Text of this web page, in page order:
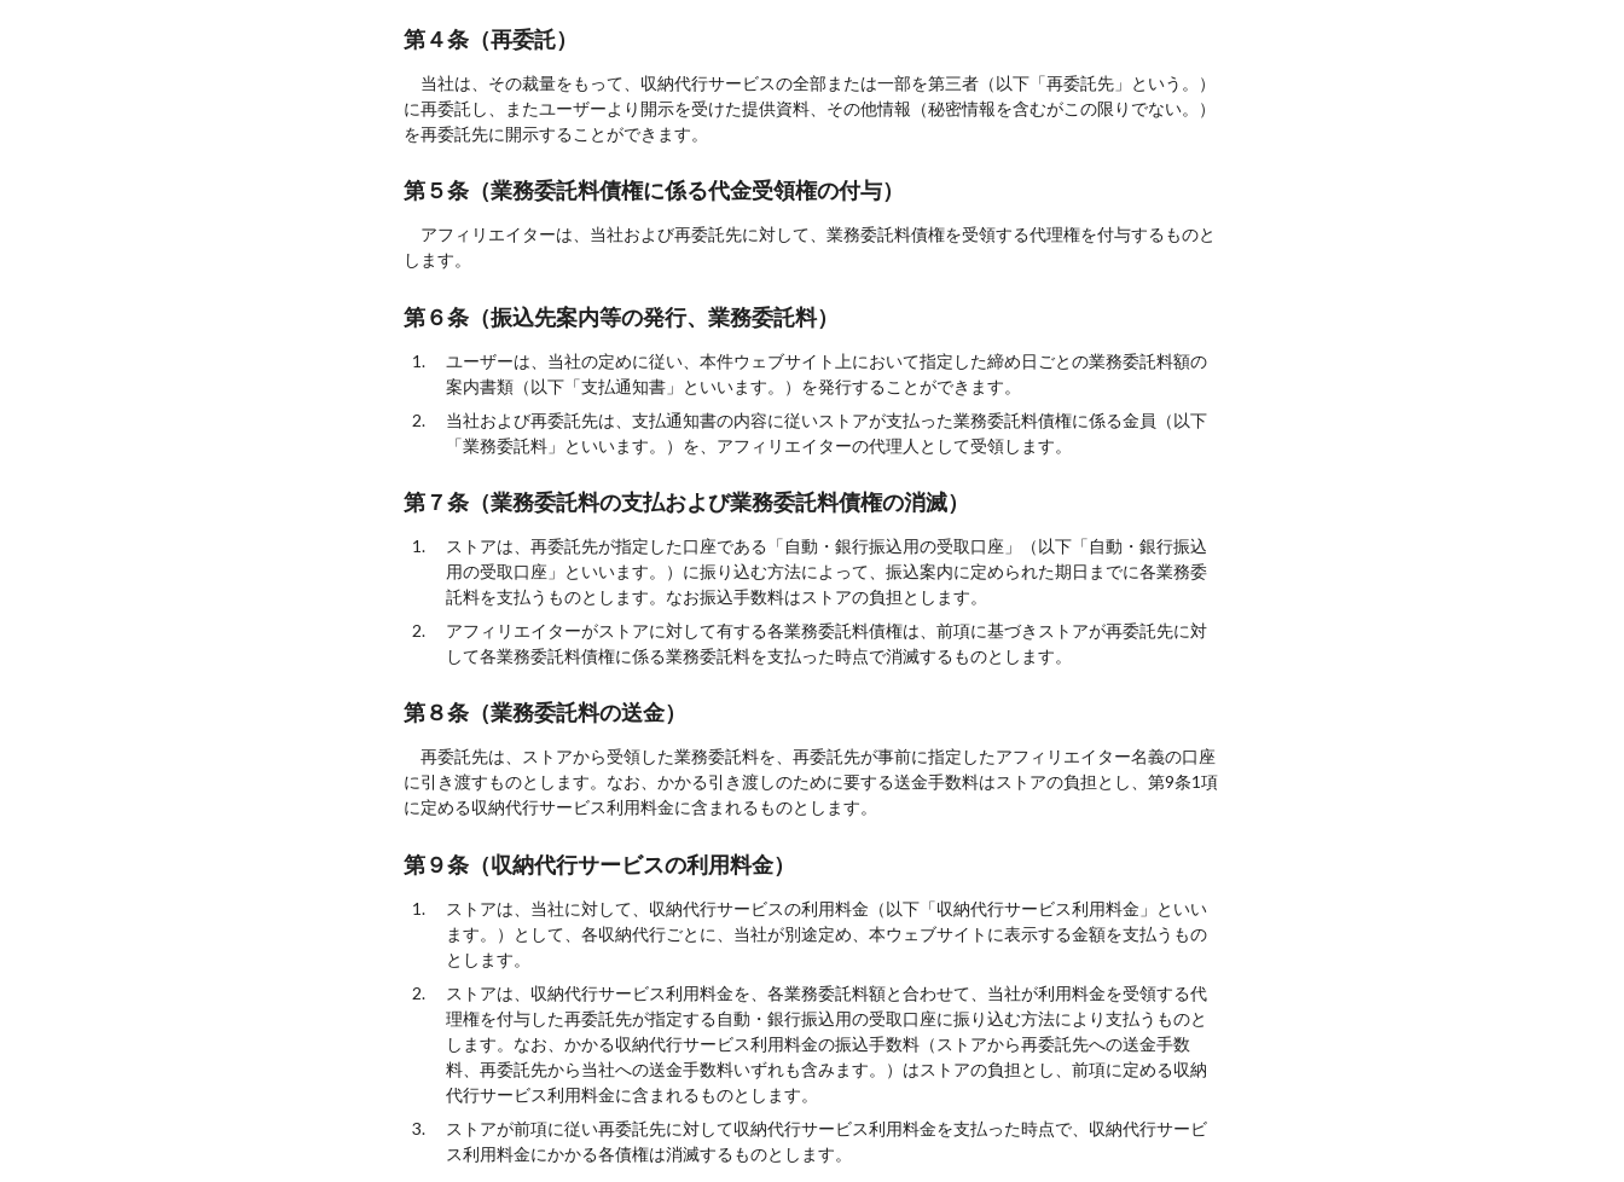
第４条（再委託）
当社は、その裁量をもって、収納代行サービスの全部または一部を第三者（以下「再委託先」という。）
に再委託し、またユーザーより開示を受けた提供資料、その他情報（秘密情報を含むがこの限りでない。）
を再委託先に開示することができます。
第５条（業務委託料債権に係る代金受領権の付与）
アフィリエイターは、当社および再委託先に対して、業務委託料債権を受領する代理権を付与するものと
します。
第６条（振込先案内等の発行、業務委託料）
ユーザーは、当社の定めに従い、本件ウェブサイト上において指定した締め日ごとの業務委託料額の
案内書類（以下「支払通知書」といいます。）を発行することができます。
当社および再委託先は、支払通知書の内容に従いストアが支払った業務委託料債権に係る金員（以下
「業務委託料」といいます。）を、アフィリエイターの代理人として受領します。
第７条（業務委託料の支払および業務委託料債権の消滅）
ストアは、再委託先が指定した口座である「自動・銀行振込用の受取口座」（以下「自動・銀行振込
用の受取口座」といいます。）に振り込む方法によって、振込案内に定められた期日までに各業務委
託料を支払うものとします。なお振込手数料はストアの負担とします。
アフィリエイターがストアに対して有する各業務委託料債権は、前項に基づきストアが再委託先に対
して各業務委託料債権に係る業務委託料を支払った時点で消滅するものとします。
第８条（業務委託料の送金）
再委託先は、ストアから受領した業務委託料を、再委託先が事前に指定したアフィリエイター名義の口座
に引き渡すものとします。なお、かかる引き渡しのために要する送金手数料はストアの負担とし、第9条1項
に定める収納代行サービス利用料金に含まれるものとします。
第９条（収納代行サービスの利用料金）
ストアは、当社に対して、収納代行サービスの利用料金（以下「収納代行サービス利用料金」といい
ます。）として、各収納代行ごとに、当社が別途定め、本ウェブサイトに表示する金額を支払うもの
とします。
ストアは、収納代行サービス利用料金を、各業務委託料額と合わせて、当社が利用料金を受領する代
理権を付与した再委託先が指定する自動・銀行振込用の受取口座に振り込む方法により支払うものと
します。なお、かかる収納代行サービス利用料金の振込手数料（ストアから再委託先への送金手数
料、再委託先から当社への送金手数料いずれも含みます。）はストアの負担とし、前項に定める収納
代行サービス利用料金に含まれるものとします。
ストアが前項に従い再委託先に対して収納代行サービス利用料金を支払った時点で、収納代行サービ
ス利用料金にかかる各債権は消滅するものとします。